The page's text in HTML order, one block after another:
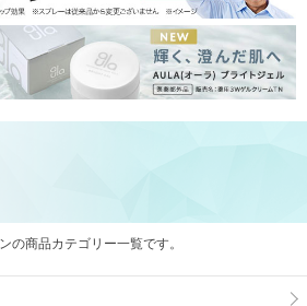
の商品カテゴリー一覧です。